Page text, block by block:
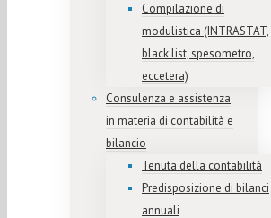
Compilazione di
modulistica (INTRASTAT,
black list, spesometro,
eccetera)
Consulenza e assistenza
in materia di contabilità e
bilancio
Tenuta della contabilità
Predisposizione di bilanci
annuali